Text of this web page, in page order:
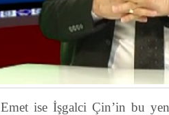
İşgalci Çin’in bu yeni